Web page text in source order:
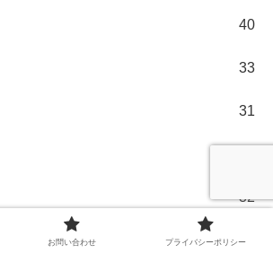
40
33
31
32
29
お問い合わせ プライバシーポリシー